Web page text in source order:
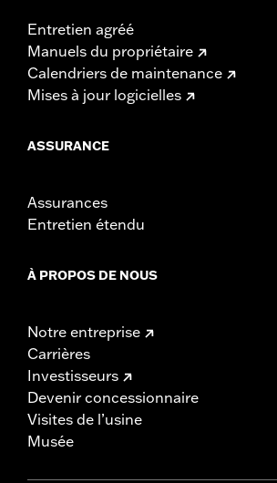
Entretien agréé
Manuels du propriétaire
Calendriers de maintenance
Mises à jour logicielles
ASSURANCE
Assurances
Entretien étendu
À PROPOS DE NOUS
Notre entreprise
Carrières
Investisseurs
Devenir concessionnaire
Visites de l’usine
Musée